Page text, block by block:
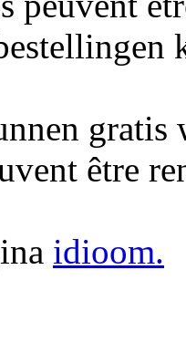
gratis
être
idioom.